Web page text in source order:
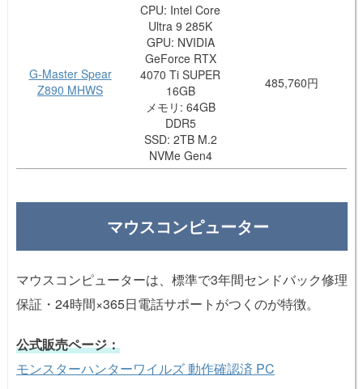
G-Master Spear
Z890 MHWS
CPU: Intel Core
Ultra 9 285K
GPU: NVIDIA
GeForce RTX
4070 Ti SUPER
16GB
メモリ: 64GB
DDR5
SSD: 2TB M.2
NVMe Gen4
485,760円
マウスコンピューター
マウスコンピューターは、標準で3年間センドバック修理
保証・24時間×365日電話サポートがつくのが特徴。
公式販売ページ：
モンスターハンターワイルズ 動作確認済 PC